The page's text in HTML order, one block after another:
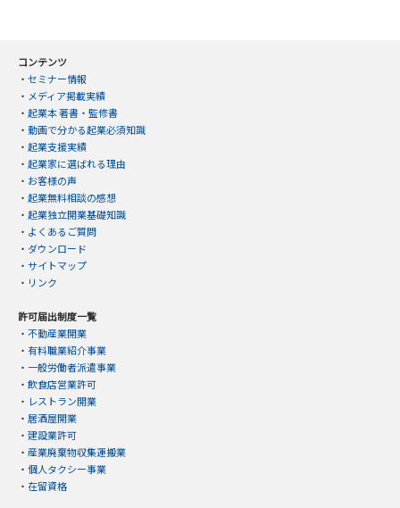
コンテンツ
・ セミナー情報
・ メディア掲載実績
・ 起業本 著書・監修書
・ 動画で分かる起業必須知識
・ 起業支援実績
・ 起業家に選ばれる理由
・ お客様の声
・ 起業無料相談の感想
・ 起業独立開業基礎知識
・ よくあるご質問
・ ダウンロード
・ サイトマップ
・ リンク
許可届出制度一覧
・ 不動産業開業
・ 有料職業紹介事業
・ 一般労働者派遣事業
・ 飲食店営業許可
・ レストラン開業
・ 居酒屋開業
・ 建設業許可
・ 産業廃棄物収集運搬業
・ 個人タクシー事業
・ 在留資格